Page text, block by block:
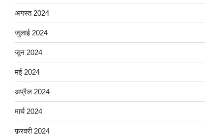
अगस्त 2024
जुलाई 2024
जून 2024
मई 2024
अप्रैल 2024
मार्च 2024
फ़रवरी 2024